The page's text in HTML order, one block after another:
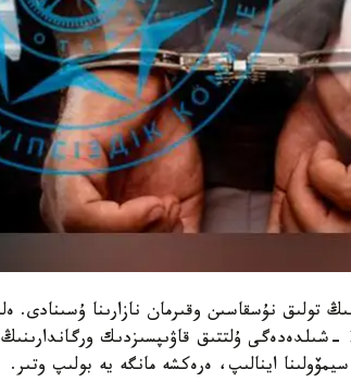
وتەتىن جىلى 13 -شىلدەدەگى ۇلتتىق قاۋىپسىزدىك
اينالىپ، ەرەكشە مانگە يە بولىپ وتىر.